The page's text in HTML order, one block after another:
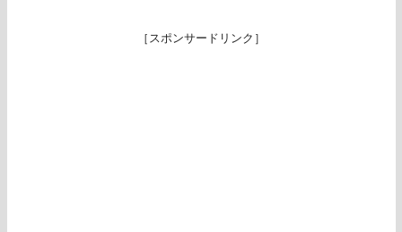
［スポンサードリンク］